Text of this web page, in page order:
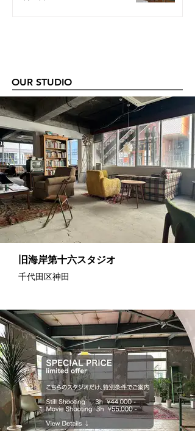
OUR STUDIO
旧海岸第十六スタジオ
千代田区神田